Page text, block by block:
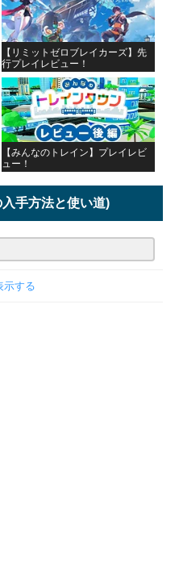
【リミットゼロブレイカーズ】先
行プレイレビュー！
【みんなのトレイン】プレイレビ
ュー！
手方法と使い道)
示する